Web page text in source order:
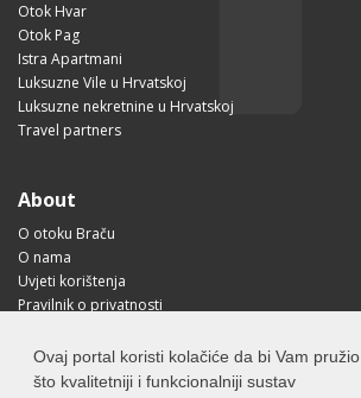
Ovaj portal koristi kolačiće da bi Vam pružio
što kvalitetniji i funkcionalniji sustav
Otok Hvar
Otok Pag
Istra Apartmani
Luksuzne Vile u Hrvatskoj
Luksuzne nekretnine u Hrvatskoj
Travel partners
About
O otoku Braču
O nama
Uvjeti korištenja
Pravilnik o privatnosti
Kako doći na Brač?
Visit Croatia